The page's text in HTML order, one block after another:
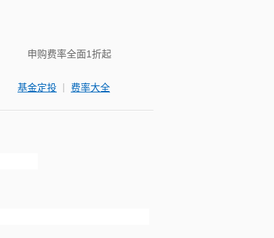
申购费率全面1折起
基金定投 | 费率大全